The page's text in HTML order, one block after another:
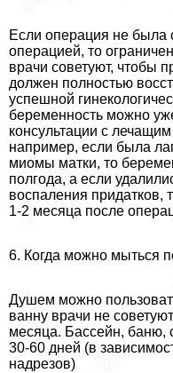
Если операция не была
операцией, то
врачи советуют, чтобы
должен полностью
успешной
беременность можно
консультации с
например, если была
миомы матки, то
полгода, а если
воспаления придатков,
1-2 месяца после
6. Когда можно мыться
Душем можно
ванну врачи не
месяца. Бассейн, баню,
30-60 дней (в
надрезов)